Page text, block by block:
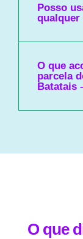
Posso
qualquer
O que
parcela
Batatais
O que